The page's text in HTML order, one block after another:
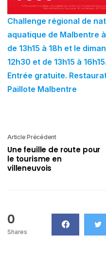
Challenge régional de
aquatique de Malbentre
de 13h15 à 18h et le
12h30 et de 13h15 à 16h15.
Entrée gratuite.
Paillote Malbentre
Article Précédent
Une feuille de route pour
le tourisme en
villeneuvois
0
Shares